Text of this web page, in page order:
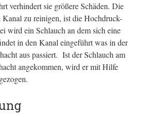
verhindert sie größere Schäden. Die
Kanal zu reinigen, ist die Hochdruck-
wird ein Schlauch an dem sich eine
in den Kanal eingeführt was in der
aus passiert. Ist der Schlauch am
angekommen, wird er mit Hilfe